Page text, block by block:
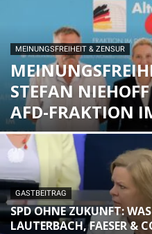
MEINUNGSFREIHEIT & ZENSUR
STEFAN
AFD-FRAKTION
GASTBEITRAG
SPD OHNE ZUKUNFT:
LAUTERBACH, FAESER &